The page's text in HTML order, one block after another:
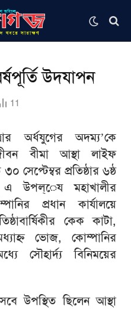
উদযাপন
11
অর্ধযুগের অদম্য’কে
বীমা আস্থা লাইফ
সেপ্টেম্বর প্রতিষ্ঠার ৬ষ্ঠ
এ উপল্েয মহাখালীর
প্রধান কার্যালয়ে
কেক কাটা,
ভোজ, কোম্পানির
সৌহার্দ্য বিনিময়ের
উপস্থিত ছিলেন আস্থা